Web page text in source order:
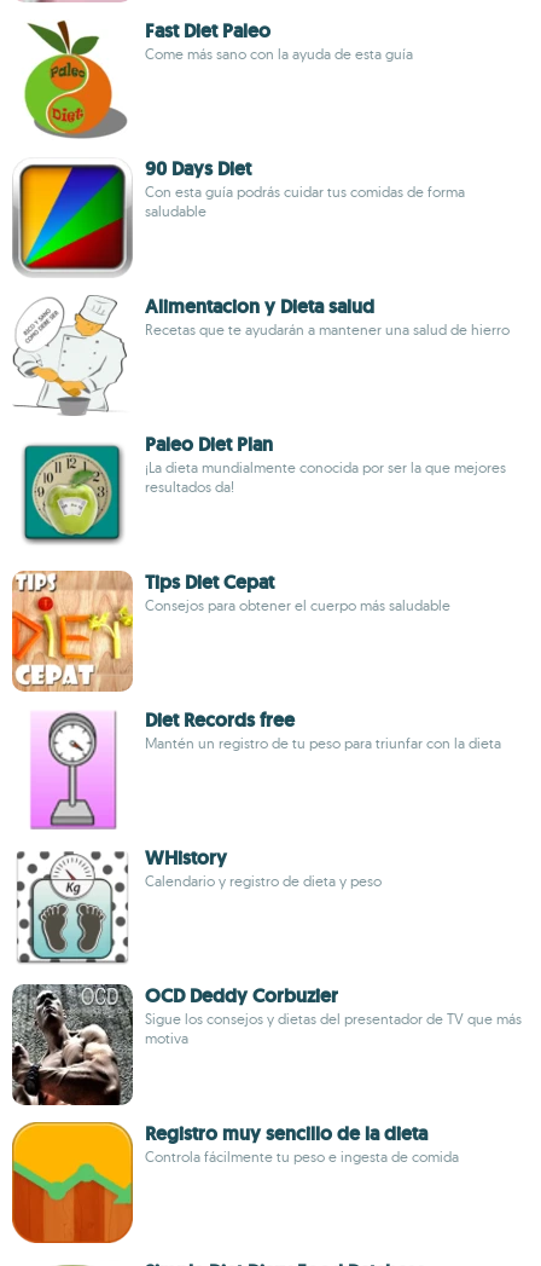
Fast Diet Paleo
Come más sano con la ayuda de esta guía
90 Days Diet
Con esta guía podrás cuidar tus comidas de forma
saludable
Alimentacion y Dieta salud
Recetas que te ayudarán a mantener una salud de hierro
Paleo Diet Plan
¡La dieta mundialmente conocida por ser la que mejores
resultados da!
Tips Diet Cepat
Consejos para obtener el cuerpo más saludable
Diet Records free
Mantén un registro de tu peso para triunfar con la dieta
WHistory
Calendario y registro de dieta y peso
OCD Deddy Corbuzier
Sigue los consejos y dietas del presentador de TV que más
motiva
Registro muy sencillo de la dieta
Controla fácilmente tu peso e ingesta de comida